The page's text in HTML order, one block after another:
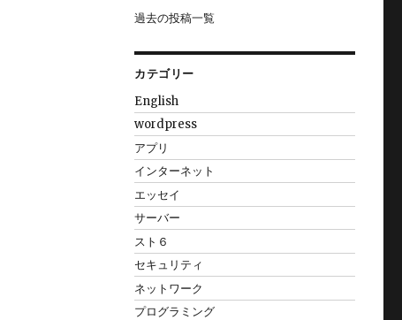
過去の投稿一覧
カテゴリー
English
wordpress
アプリ
インターネット
エッセイ
サーバー
スト６
セキュリティ
ネットワーク
プログラミング